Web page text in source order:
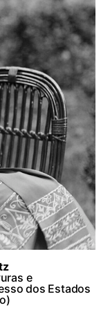
e
dos Estados